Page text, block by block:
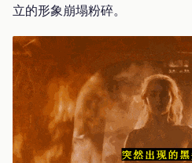
立的形象崩塌粉碎。